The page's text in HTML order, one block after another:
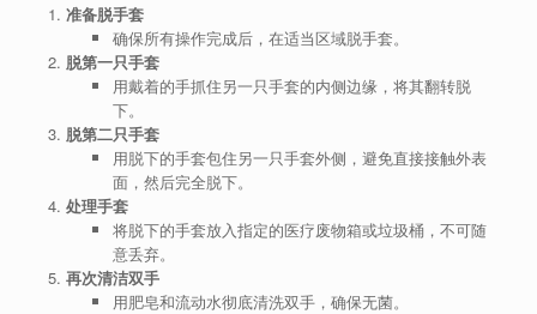
准备脱手套
确保所有操作完成后，在适当区域脱手套。
脱第一只手套
用戴着的手抓住另一只手套的内侧边缘，将其翻转脱
下。
脱第二只手套
用脱下的手套包住另一只手套外侧，避免直接接触外表
面，然后完全脱下。
处理手套
将脱下的手套放入指定的医疗废物箱或垃圾桶，不可随
意丢弃。
再次清洁双手
用肥皂和流动水彻底清洗双手，确保无菌。